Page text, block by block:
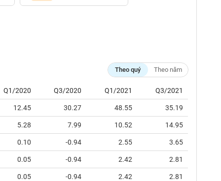
Theo quý Theo năm
Q1/2020 Q3/2020 Q1/2021 Q3/2021
12.45 30.27 48.55 35.19
5.28 7.99 10.52 14.95
0.10 -0.94 2.55 3.65
0.05 -0.94 2.42 2.81
0.05 -0.94 2.42 2.81